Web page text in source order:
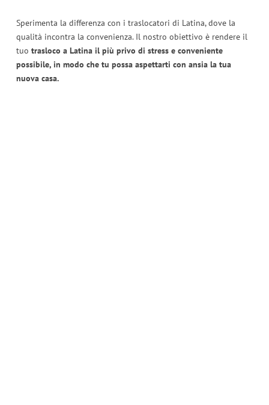
Sperimenta la differenza con i traslocatori di Latina, dove la
qualità incontra la convenienza. Il nostro obiettivo è rendere il
tuo trasloco a Latina il più privo di stress e conveniente
possibile, in modo che tu possa aspettarti con ansia la tua
nuova casa.